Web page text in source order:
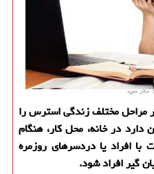
مراحل مختلف زندگی استرس را
در خانه، محل كار، هنگام
با افراد یا دردسرهای روزمره
گیر افراد شود.